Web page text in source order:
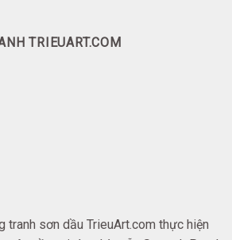
TRIEUART.COM
tranh sơn dầu TrieuArt.com thực hiện